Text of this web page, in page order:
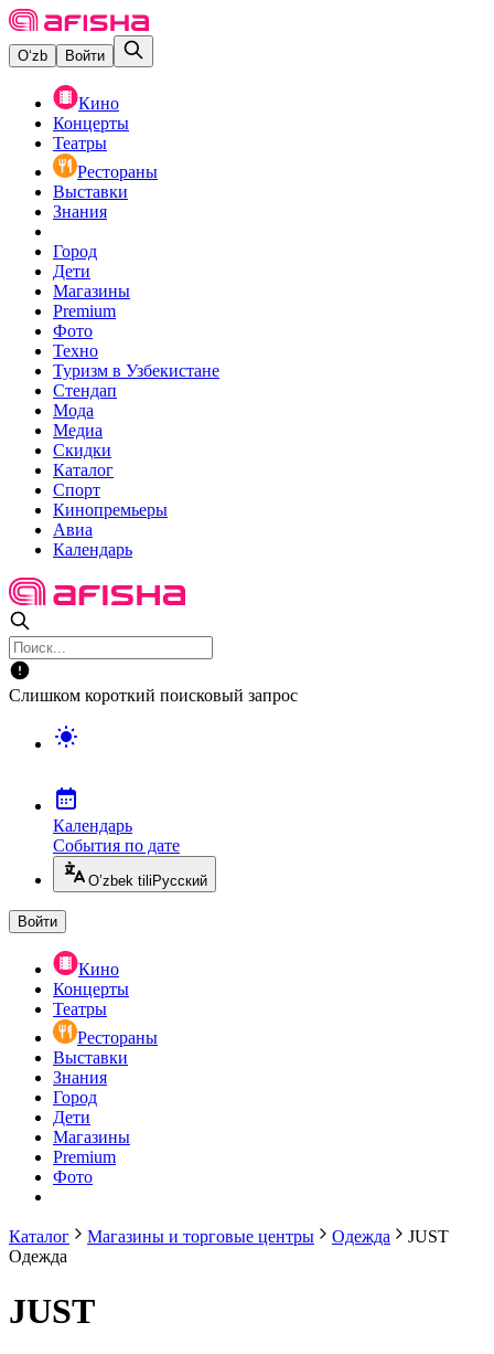
O‘zb Войти
Кино
Концерты
Театры
Рестораны
Выставки
Знания
Город
Дети
Магазины
Premium
Фото
Техно
Туризм в Узбекистане
Стендап
Мода
Медиа
Скидки
Каталог
Спорт
Кинопремьеры
Авиа
Календарь
Слишком короткий поисковый запрос
Календарь
События по дате
O’zbek tili Русский
Войти
Кино
Концерты
Театры
Рестораны
Выставки
Знания
Город
Дети
Магазины
Premium
Фото
Каталог Магазины и торговые центры Одежда
JUST
Одежда
JUST